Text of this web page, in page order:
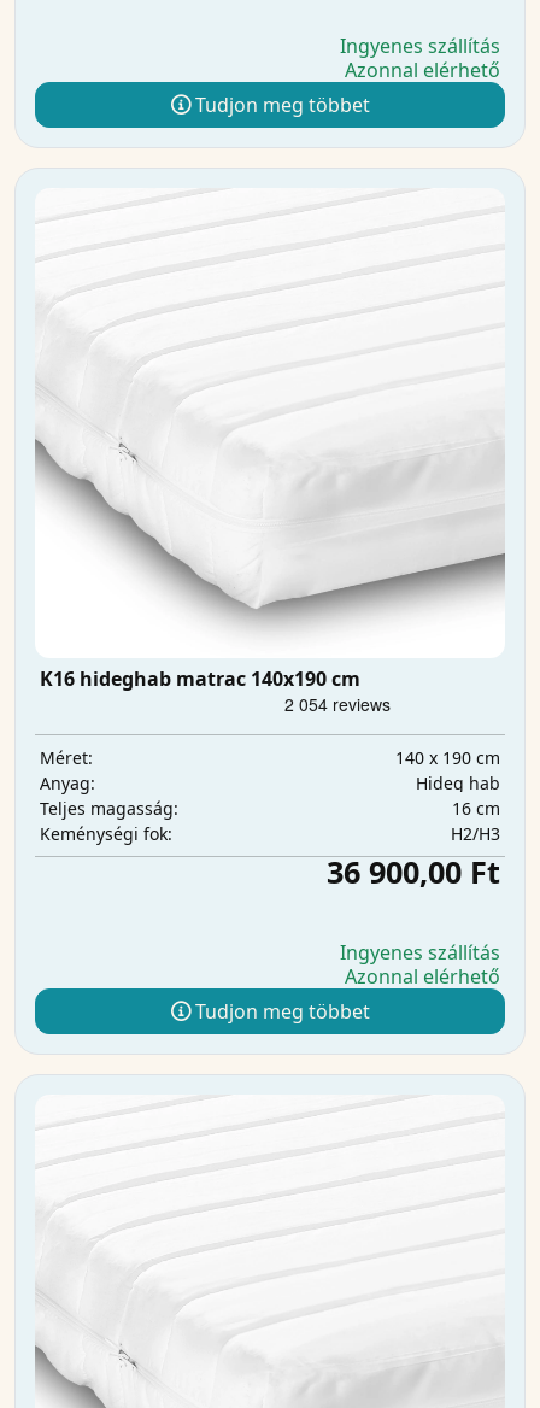
Ingyenes szállítás
Azonnal elérhető
Tudjon meg többet
K16 hideghab matrac 140x190 cm
Méret:
140 x 190 cm
Anyag:
Hideg hab
Teljes magasság:
16 cm
Keménységi fok:
H2/H3
36 900,00 Ft
Ingyenes szállítás
Azonnal elérhető
Tudjon meg többet